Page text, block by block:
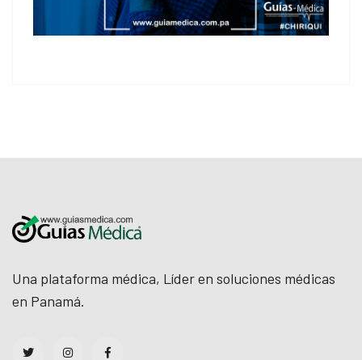
Una plataforma médica, Líder en soluciones médicas
en Panamá.